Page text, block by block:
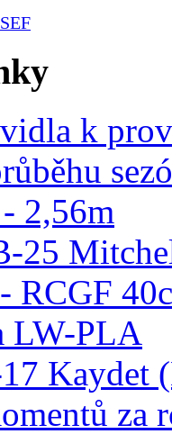
k
2,56m
25
RCGF
LW-PLA
17 Kaydet
za